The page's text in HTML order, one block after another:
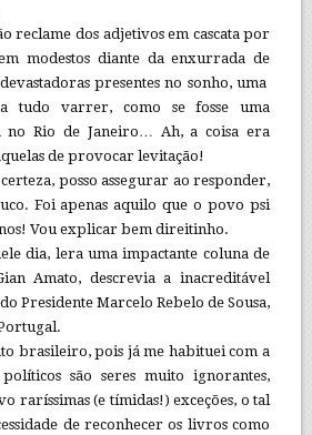
reclame dos adjetivos em cascata por
modestos diante da enxurrada de
presentes no sonho, uma
tudo varrer, como se fosse uma
no Rio de Janeiro… Ah, a coisa era
de provocar levitação!
posso assegurar ao responder,
Foi apenas aquilo que o povo psi
Vou explicar bem direitinho.
dia, lera uma impactante coluna de
Amato, descrevia a inacreditável
Presidente Marcelo Rebelo de Sousa,
brasileiro, pois já me habituei com a
são seres muito ignorantes,
raríssimas (e tímidas!) exceções, o tal
de reconhecer os livros como